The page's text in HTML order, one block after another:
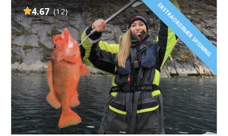
4.67 (12) EKSTRAORDINÆR SPISNING